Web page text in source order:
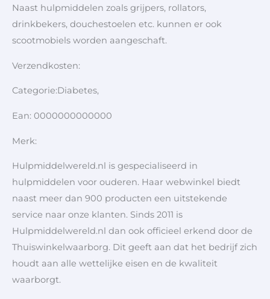
Naast hulpmiddelen zoals grijpers, rollators,
drinkbekers, douchestoelen etc. kunnen er ook
scootmobiels worden aangeschaft.
Verzendkosten:
Categorie:Diabetes,
Ean: 0000000000000
Merk:
Hulpmiddelwereld.nl is gespecialiseerd in
hulpmiddelen voor ouderen. Haar webwinkel biedt
naast meer dan 900 producten een uitstekende
service naar onze klanten. Sinds 2011 is
Hulpmiddelwereld.nl dan ook officieel erkend door de
Thuiswinkelwaarborg. Dit geeft aan dat het bedrijf zich
houdt aan alle wettelijke eisen en de kwaliteit
waarborgt.